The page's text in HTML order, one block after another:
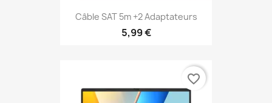
Câble SAT 5m +2 Adaptateurs
5,99 €
favorite_border